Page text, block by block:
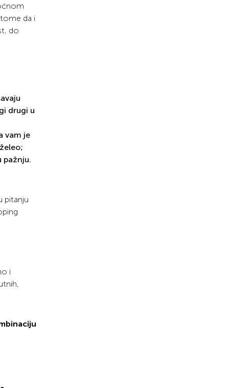
da i
do
drugi u
vam je
pažnju.
pitanju
i